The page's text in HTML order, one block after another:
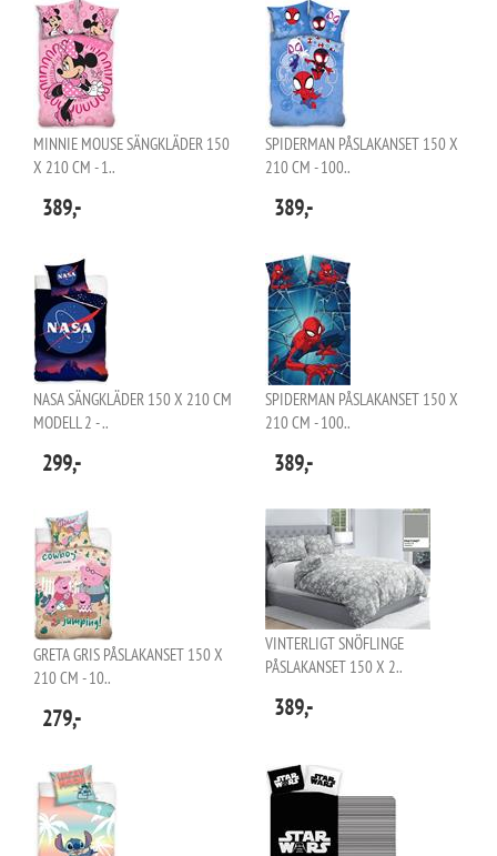
MINNIE MOUSE SÄNGKLÄDER 150
X 210 CM - 1..
389,-
SPIDERMAN PÅSLAKANSET 150 X
210 CM - 100..
389,-
NASA SÄNGKLÄDER 150 X 210 CM
MODELL 2 - ..
299,-
SPIDERMAN PÅSLAKANSET 150 X
210 CM - 100..
389,-
GRETA GRIS PÅSLAKANSET 150 X
210 CM - 10..
279,-
VINTERLIGT SNÖFLINGE
PÅSLAKANSET 150 X 2..
389,-